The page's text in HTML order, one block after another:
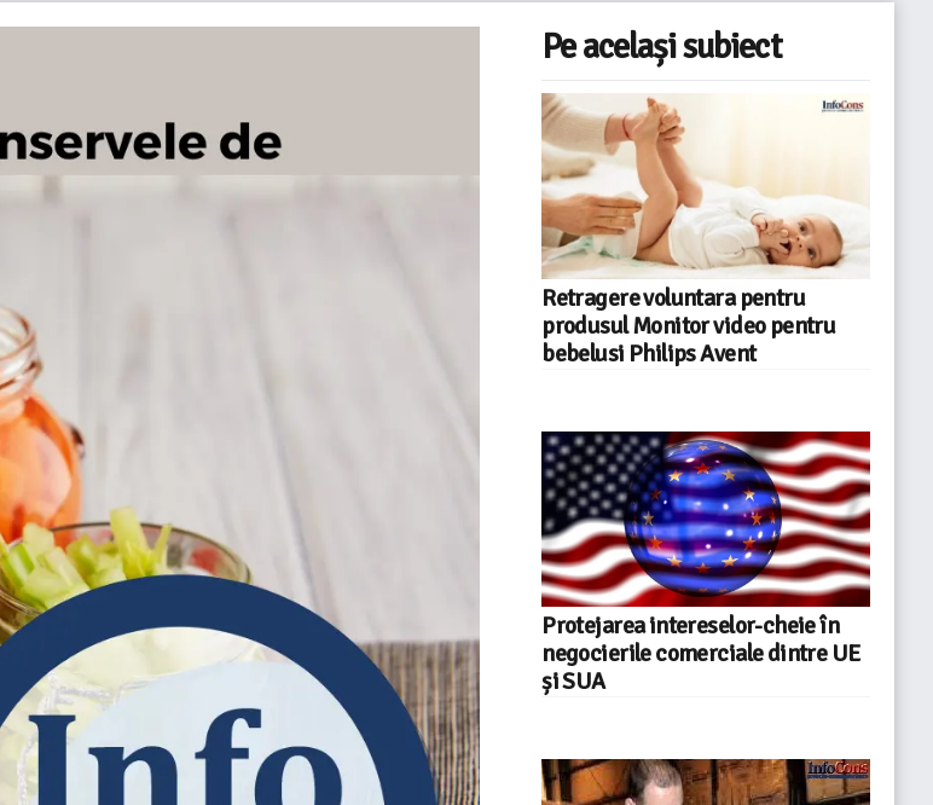
Pe același subiect
Retragere voluntara pentru
produsul Monitor video pentru
bebelusi Philips Avent
Protejarea intereselor-cheie în
negocierile comerciale dintre UE
și SUA